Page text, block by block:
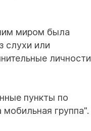
миром была
слухи или
личности
пункты по
группа".